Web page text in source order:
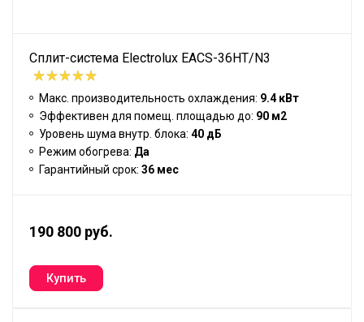
Сплит-система Electrolux EACS-36HT/N3
Макс. производительность охлаждения: 9.4 кВт
Эффективен для помещ. площадью до: 90 м2
Уровень шума внутр. блока: 40 дБ
Режим обогрева: Да
Гарантийный срок: 36 мес
190 800 руб.